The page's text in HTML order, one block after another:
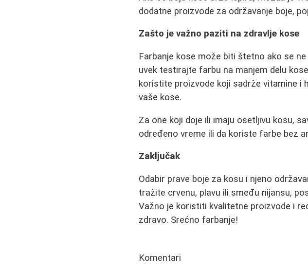
dodatne proizvode za održavanje boje,
Zašto je važno paziti na zdravlje kose
Farbanje kose može biti štetno ako se
uvek testirajte farbu na manjem delu
koristite proizvode koji sadrže vitamine i
vaše kose.
Za one koji doje ili imaju osetljivu kosu,
određeno vreme ili da koriste farbe bez
Zaključak
Odabir prave boje za kosu i njeno
tražite crvenu, plavu ili smeđu nijansu,
Važno je koristiti kvalitetne proizvode i
zdravo. Srećno farbanje!
Komentari